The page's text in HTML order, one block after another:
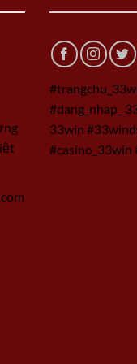
#dang_nhap_
33win
#casino_33win